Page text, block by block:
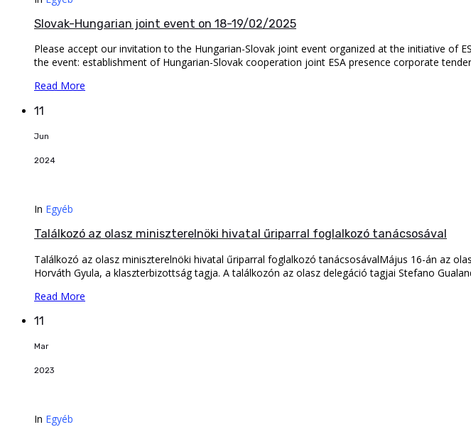
Slovak-Hungarian joint event on 18-19/02/2025
Please accept our invitation to the Hungarian-Slovak joint event organized at the initiative of
the event: establishment of Hungarian-Slovak cooperation joint ESA presence corporate
Read More
11
Jun
2024
In Egyéb
Találkozó az olasz miniszterelnöki hivatal űriparral foglalkozó tanácsosával
Találkozó az olasz miniszterelnöki hivatal űriparral foglalkozó tanácsosávalMájus 16-án az
Horváth Gyula, a klaszterbizottság tagja. A találkozón az olasz delegáció tagjai Stefano
Read More
11
Mar
2023
In Egyéb